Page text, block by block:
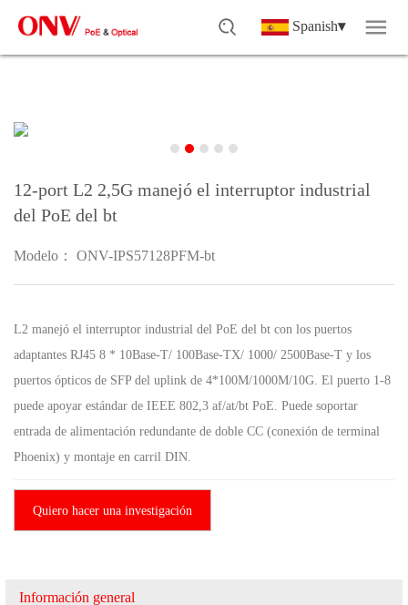
Spanish▾
12-port L2 2,5G manejó el interruptor industrial
del PoE del bt
Modelo： ONV-IPS57128PFM-bt
L2 manejó el interruptor industrial del PoE del bt con los puertos
adaptantes RJ45 8 * 10Base-T/ 100Base-TX/ 1000/ 2500Base-T y los
puertos ópticos de SFP del uplink de 4*100M/1000M/10G. El puerto 1-8
puede apoyar estándar de IEEE 802,3 af/at/bt PoE. Puede soportar
entrada de alimentación redundante de doble CC (conexión de terminal
Phoenix) y montaje en carril DIN.
Quiero hacer una investigación
Información general